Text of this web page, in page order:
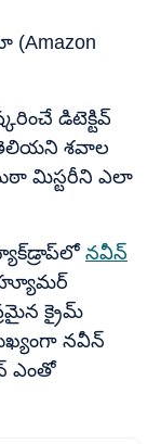
డిటెక్టివ్
శవాల
మిస్టరీని ఎలా
నవీన్
హ్యూమర్
క్రైమ్
నవీన్
ఎంతో